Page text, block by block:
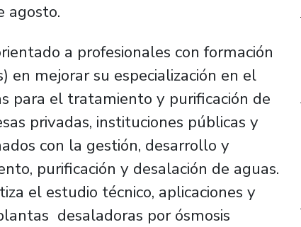
agosto.
a profesionales con formación
en mejorar su especialización en el
para el tratamiento y purificación de
privadas, instituciones públicas y
con la gestión, desarrollo y
purificación y desalación de aguas.
el estudio técnico, aplicaciones y
desaladoras por ósmosis